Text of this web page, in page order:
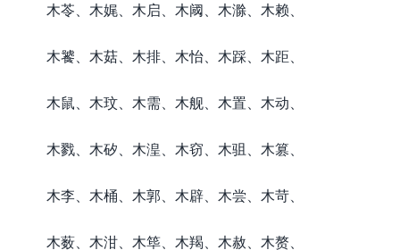
木苓、木娓、木启、木阈、木滁、木赖、
木饕、木菇、木排、木怡、木踩、木距、
木鼠、木玟、木需、木舰、木置、木动、
木戮、木矽、木湟、木窃、木驵、木篡、
木李、木桶、木郭、木辟、木尝、木苛、
木薮、木泔、木筚、木羯、木赦、木赘、